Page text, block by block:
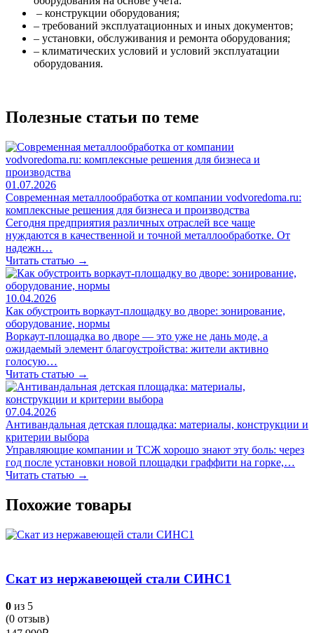
– конструкции оборудования;
– требований эксплуатационных и иных документов;
– установки, обслуживания и ремонта оборудования;
– климатических условий и условий эксплуатации
оборудования.
Полезные статьи по теме
01.07.2026
Современная металлообработка от компании vodvoredoma.ru:
комплексные решения для бизнеса и производства
Сегодня предприятия различных отраслей все чаще
нуждаются в качественной и точной металлообработке. От
надежн…
Читать статью →
10.04.2026
Как обустроить воркаут-площадку во дворе: зонирование,
оборудование, нормы
Воркаут-площадка во дворе — это уже не дань моде, а
ожидаемый элемент благоустройства: жители активно
голосую…
Читать статью →
07.04.2026
Антивандальная детская площадка: материалы, конструкции и
критерии выбора
Управляющие компании и ТСЖ хорошо знают эту боль: через
год после установки новой площадки граффити на горке,…
Читать статью →
Похожие товары
Скат из нержавеющей стали СИНС1
0 из 5
(0 отзыв)